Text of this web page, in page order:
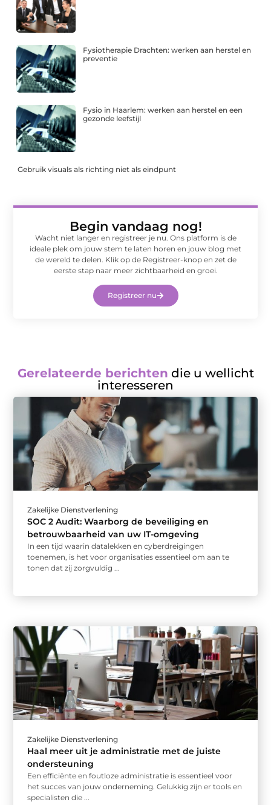
Fysiotherapie Drachten: werken aan herstel en
preventie
Fysio in Haarlem: werken aan herstel en een
gezonde leefstijl
Gebruik visuals als richting niet als eindpunt
Begin vandaag nog!
Wacht niet langer en registreer je nu. Ons platform is de
ideale plek om jouw stem te laten horen en jouw blog met
de wereld te delen. Klik op de Registreer-knop en zet de
eerste stap naar meer zichtbaarheid en groei.
Registreer nu
Gerelateerde berichten die u wellicht
interesseren
Zakelijke Dienstverlening
SOC 2 Audit: Waarborg de beveiliging en
betrouwbaarheid van uw IT-omgeving
In een tijd waarin datalekken en cyberdreigingen
toenemen, is het voor organisaties essentieel om aan te
tonen dat zij zorgvuldig ...
Zakelijke Dienstverlening
Haal meer uit je administratie met de juiste
ondersteuning
Een efficiënte en foutloze administratie is essentieel voor
het succes van jouw onderneming. Gelukkig zijn er tools en
specialisten die ...